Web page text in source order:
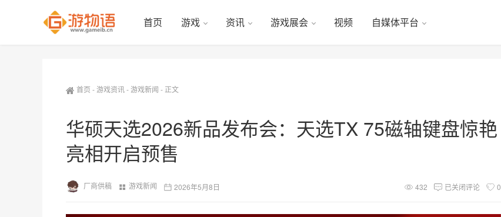
首页 游戏 资讯 游戏展会 视频 自媒体平台
首页 -游戏资讯-游戏新闻 - 正文
华硕天选2026新品发布会：天选TX 75磁轴键盘惊艳
亮相开启预售
厂商供稿 游戏新闻 2026年5月8日 432 已关闭评论 0